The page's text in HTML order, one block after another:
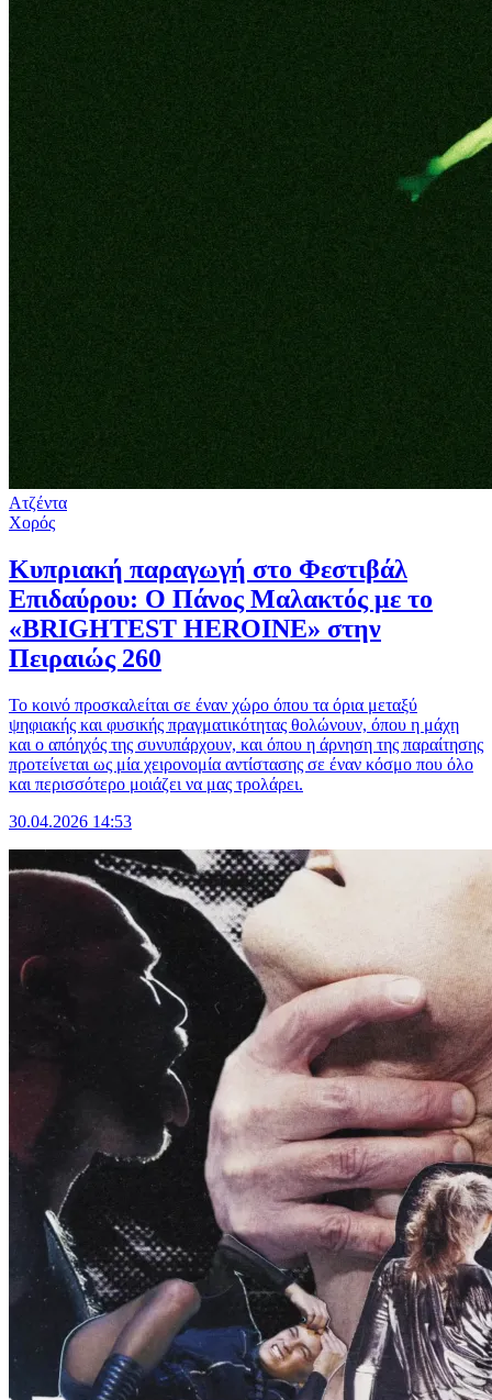
Ατζέντα
Χορός
Κυπριακή παραγωγή στο Φεστιβάλ
Επιδαύρου: Ο Πάνος Μαλακτός με το
«BRIGHTEST HEROINE» στην
Πειραιώς 260
Το κοινό προσκαλείται σε έναν χώρο όπου τα όρια μεταξύ
ψηφιακής και φυσικής πραγματικότητας θολώνουν, όπου η μάχη
και ο απόηχός της συνυπάρχουν, και όπου η άρνηση της παραίτησης
προτείνεται ως μία χειρονομία αντίστασης σε έναν κόσμο που όλο
και περισσότερο μοιάζει να μας τρολάρει.
30.04.2026 14:53